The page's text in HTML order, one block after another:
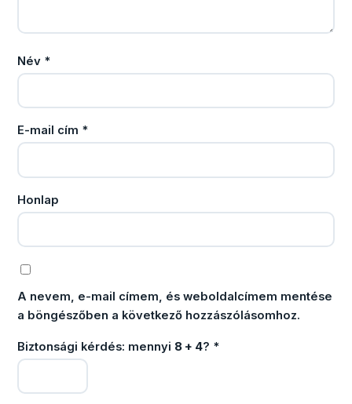
Név *
E-mail cím *
Honlap
A nevem, e-mail címem, és weboldalcímem mentése
a böngészőben a következő hozzászólásomhoz.
Biztonsági kérdés: mennyi 8 + 4? *